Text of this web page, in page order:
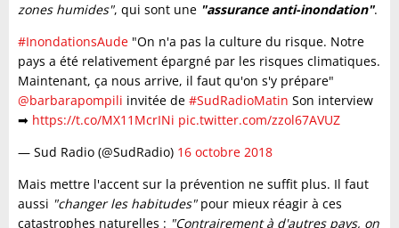
zones humides", qui sont une "assurance anti-inondation".
#InondationsAude "On n'a pas la culture du risque. Notre
pays a été relativement épargné par les risques climatiques.
Maintenant, ça nous arrive, il faut qu'on s'y prépare"
@barbarapompili invitée de #SudRadioMatin Son interview
➡ https://t.co/MX11McrINi pic.twitter.com/zzol67AVUZ
— Sud Radio (@SudRadio) 16 octobre 2018
Mais mettre l'accent sur la prévention ne suffit plus. Il faut
aussi "changer les habitudes"pour mieux réagir à ces
catastrophes naturelles : "Contrairement à d'autres pays, on